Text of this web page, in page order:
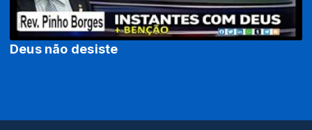
Deus não desiste